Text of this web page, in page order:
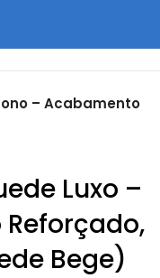
– Acabamento
Luxo –
Bege)